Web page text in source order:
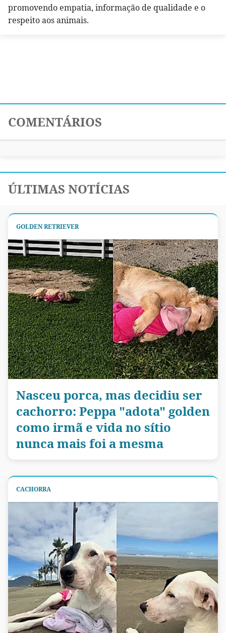
promovendo empatia, informação de qualidade e o
respeito aos animais.
COMENTÁRIOS
ÚLTIMAS NOTÍCIAS
GOLDEN RETRIEVER
Nasceu porca, mas decidiu ser
cachorro: Peppa "adota" golden
como irmã e vida no sítio
nunca mais foi a mesma
CACHORRA